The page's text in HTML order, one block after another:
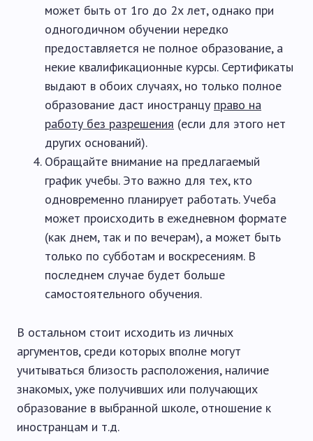
может быть от 1го до 2х лет, однако при
одногодичном обучении нередко
предоставляется не полное образование, а
некие квалификационные курсы. Сертификаты
выдают в обоих случаях, но только полное
образование даст иностранцу право на
работу без разрешения (если для этого нет
других оснований).
Обращайте внимание на предлагаемый
график учебы. Это важно для тех, кто
одновременно планирует работать. Учеба
может происходить в ежедневном формате
(как днем, так и по вечерам), а может быть
только по субботам и воскресениям. В
последнем случае будет больше
самостоятельного обучения.
В остальном стоит исходить из личных
аргументов, среди которых вполне могут
учитываться близость расположения, наличие
знакомых, уже получивших или получающих
образование в выбранной школе, отношение к
иностранцам и т.д.